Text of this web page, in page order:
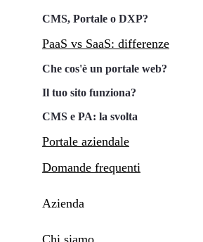
CMS, Portale o DXP?
PaaS vs SaaS: differenze
Che cos'è un portale web?
Il tuo sito funziona?
CMS e PA: la svolta
Portale aziendale
Domande frequenti
Azienda